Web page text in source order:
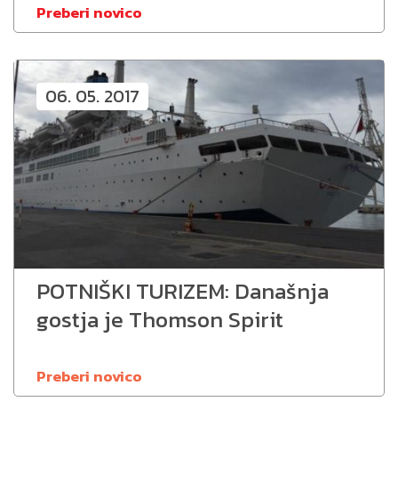
Preberi novico
06. 05. 2017
POTNIŠKI TURIZEM: Današnja
gostja je Thomson Spirit
Preberi novico